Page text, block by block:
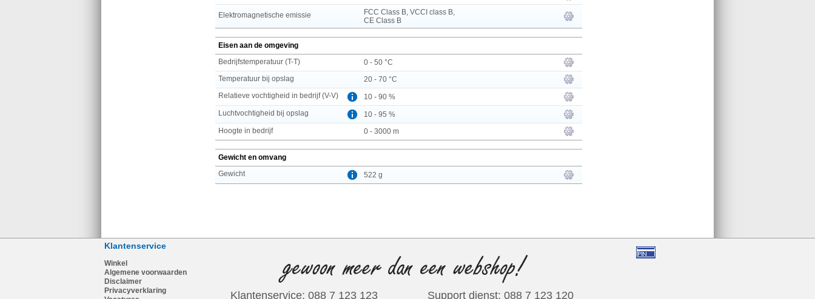
Elektromagnetische emissie
FCC Class B, VCCI class B,
CE Class B
Eisen aan de omgeving
Bedrijfstemperatuur (T-T)
0 - 50 °C
Temperatuur bij opslag
20 - 70 °C
Relatieve vochtigheid in bedrijf (V-V)
10 - 90 %
Luchtvochtigheid bij opslag
10 - 95 %
Hoogte in bedrijf
0 - 3000 m
Gewicht en omvang
Gewicht
522 g
Klantenservice
Winkel
Algemene voorwaarden
Disclaimer
Privacyverklaring
Klantenservice: 088 7 123 123 Support dienst: 088 7 123 120